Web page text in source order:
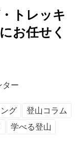
トレッキ
お任せく
ター
グ
登山コラム
学べる登山